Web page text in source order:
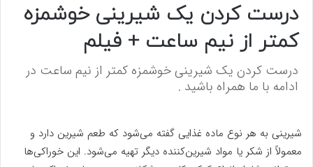
درست کردن یک شیرینی خوشمزه
کمتر از نیم ساعت + فیلم
درست کردن یک شیرینی خوشمزه کمتر از نیم ساعت در
ادامه با ما همراه باشید .
شیرینی به هر نوع ماده غذایی گفته می‌شود که طعم شیرین دارد و
معمولاً از شکر یا مواد شیرین‌کننده دیگر تهیه می‌شود. این خوراکی‌ها